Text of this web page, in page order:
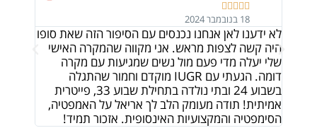





18 בנובמבר 2024
לא ידענו לאן אנחנו נכנסים עם הסיפור הזה שאת סופו
היה קשה לצפות מראש. אני מקווה שהמקרה האישי
שלי יעלה מדי פעם מול נשים שמגיעות עם מקרה
דומה. הגעתי עם IUGR מוקדם וחמור שהתגלה
בשבוע 24 ובתי נולדה בתחילת שבוע 33, פייטרית
אמיתית! תודה מעומק הלב לך אריאל על האמפטיה,
הסימפטיה והמקצועיות האינסופית. אזכור תמיד!